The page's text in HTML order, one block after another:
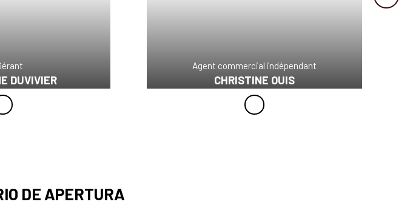
DUVIVIER
Agent commercial indépendant
CHRISTINE OUIS
DE APERTURA